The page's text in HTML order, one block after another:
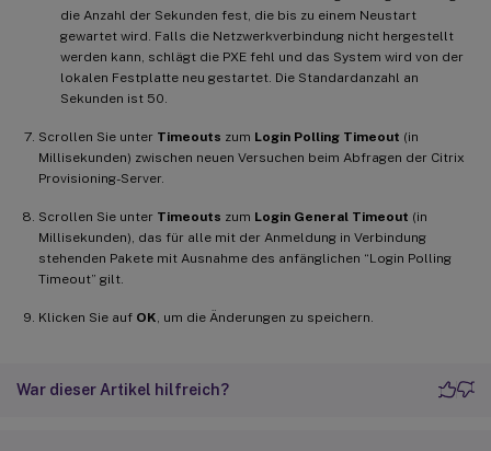
die Anzahl der Sekunden fest, die bis zu einem Neustart
gewartet wird. Falls die Netzwerkverbindung nicht hergestellt
werden kann, schlägt die PXE fehl und das System wird von der
lokalen Festplatte neu gestartet. Die Standardanzahl an
Sekunden ist 50.
Scrollen Sie unter Timeouts zum Login Polling Timeout (in
Millisekunden) zwischen neuen Versuchen beim Abfragen der Citrix
Provisioning-Server.
Scrollen Sie unter Timeouts zum Login General Timeout (in
Millisekunden), das für alle mit der Anmeldung in Verbindung
stehenden Pakete mit Ausnahme des anfänglichen “Login Polling
Timeout” gilt.
Klicken Sie auf OK , um die Änderungen zu speichern.
War dieser Artikel hilfreich?